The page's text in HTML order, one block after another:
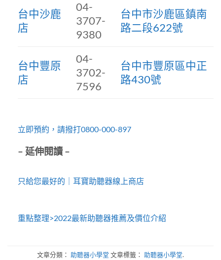
台中沙鹿
店
04-
3707-
9380
台中市沙鹿區鎮南
路二段622號
台中豐原
店
04-
3702-
7596
台中市豐原區中正
路430號
立即預約，請撥打0800-000-897
– 延伸閱讀 –
只給您最好的｜耳寶助聽器線上商店
重點整理>2022最新助聽器推薦及價位介紹
文章分類： 助聽器小學堂 文章標籤： 助聽器小學堂.